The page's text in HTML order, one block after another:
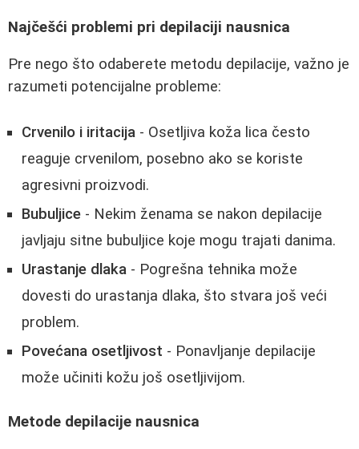
Najčešći problemi pri depilaciji nausnica
Pre nego što odaberete metodu depilacije, važno je
razumeti potencijalne probleme:
Crvenilo i iritacija - Osetljiva koža lica često
reaguje crvenilom, posebno ako se koriste
agresivni proizvodi.
Bubuljice - Nekim ženama se nakon depilacije
javljaju sitne bubuljice koje mogu trajati danima.
Urastanje dlaka - Pogrešna tehnika može
dovesti do urastanja dlaka, što stvara još veći
problem.
Povećana osetljivost - Ponavljanje depilacije
može učiniti kožu još osetljivijom.
Metode depilacije nausnica